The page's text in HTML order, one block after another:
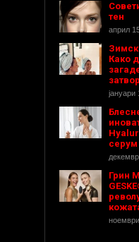
тен
април
Како
јануари
серум
Грин